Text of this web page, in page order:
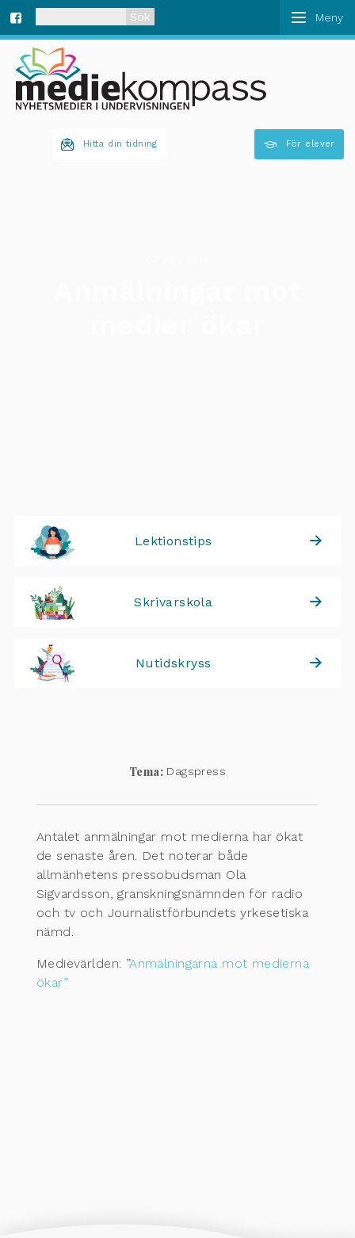
ce
När automatisk komplettering av resultat är
Hitta din tidning För elever
Lektionstips
Skrivarskola
Nutidskryss
Tema:Dagspress
Antalet anmälningar mot medierna har ökat
de senaste åren. Det noterar både
allmänhetens pressobudsman Ola
Sigvardsson, granskningsnämnden för radio
och tv och Journalistförbundets yrkesetiska
nämd.
Medievärlden: ”Anmälningarna mot medierna
ökar”